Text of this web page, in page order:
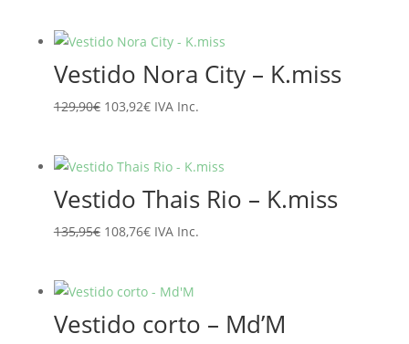
era:
89,95€.
es:
71,96€.
Vestido Nora City – K.miss
129,90€ El
era:
129,90€.
103,92€El
es:
103,92€.
IVA Inc.
Vestido Thais Rio – K.miss
135,95€ El
era:
135,95€.
108,76€El
es:
108,76€.
IVA Inc.
Vestido corto – Md’M